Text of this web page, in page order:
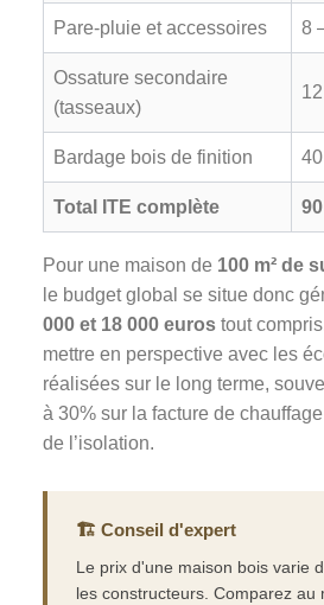
Pare-pluie et accessoires 8
Ossature secondaire
(tasseaux)
Bardage bois de finition
Total ITE complète
Pour une maison de 100 m² de
le budget global se situe donc
000 et 18 000 euros tout
mettre en perspective avec les
réalisées sur le long terme,
à 30% sur la facture de chauffage
de l’isolation.
🏗️ Conseil d'expert
Le prix d'une maison bois varie
les constructeurs. Comparez au